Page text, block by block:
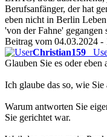
Berufsanfänger, der hat
eben nicht in Berlin
'von der Fahne' gegangen
Beitrag vom 04.03.2024 -
Christian159
Glauben Sie es oder eben
Ich glaube das so, wie
Warum antworten Sie
Sie gerichtet war.